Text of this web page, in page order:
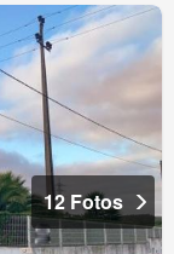
12 Fotos